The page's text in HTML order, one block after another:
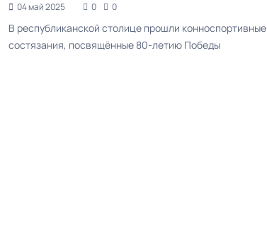
04 май 2025 0 0
В республиканской столице прошли конноспортивные
состязания, посвящённые 80-летию Победы